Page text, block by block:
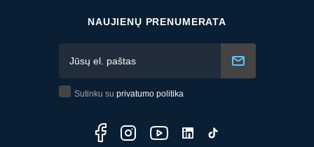
NAUJIENŲ PRENUMERATA
Sutinku su privatumo politika